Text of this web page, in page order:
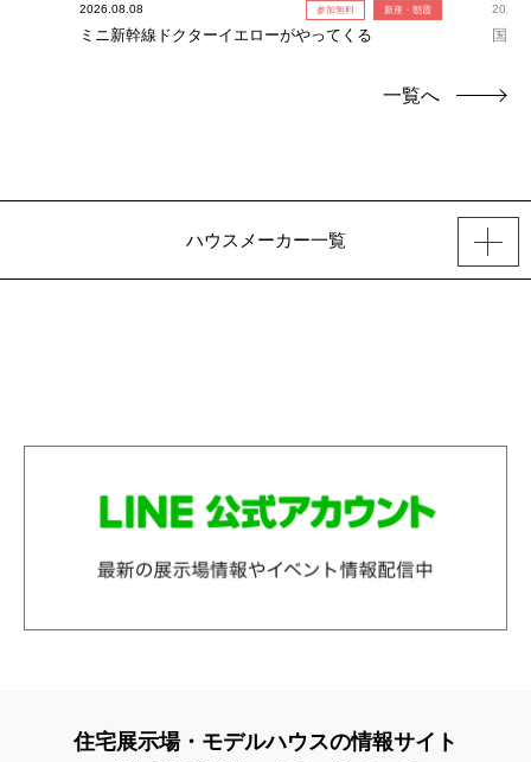
2026.08.08 参加無料 新座・朝霞
ミニ新幹線ドクターイエローがやってくる 国産
一覧へ
ハウスメーカー一覧
住宅展示場・モデルハウスの情報サイト